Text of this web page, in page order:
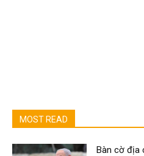
MOST READ
Bàn cờ địa